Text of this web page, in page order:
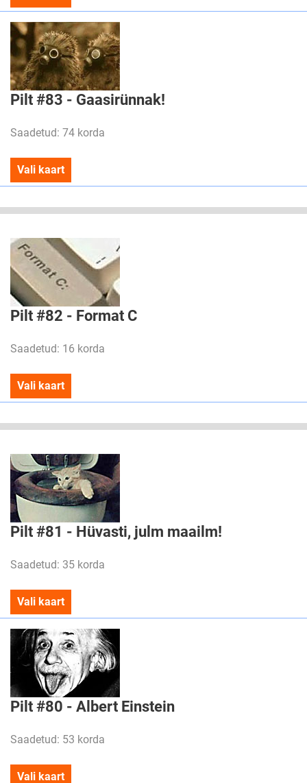
Pilt #83 - Gaasirünnak!
Saadetud: 74 korda
Vali kaart
Pilt #82 - Format C
Saadetud: 16 korda
Vali kaart
Pilt #81 - Hüvasti, julm maailm!
Saadetud: 35 korda
Vali kaart
Pilt #80 - Albert Einstein
Saadetud: 53 korda
Vali kaart